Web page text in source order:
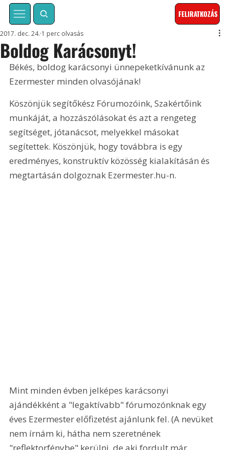
FELIRATKOZÁS
Boldog Karácsonyt!
2017. dec. 24. 1 perc olvasás
Békés, boldog karácsonyi ünnepeketkívánunk az
Ezermester minden olvasójának!
Köszönjük segítőkész Fórumozóink, Szakértőink
munkáját, a hozzászólásokat és azt a rengeteg
segítséget, jótanácsot, melyekkel másokat
segítettek. Köszönjük, hogy továbbra is egy
eredményes, konstruktív közösség kialakításán és
megtartásán dolgoznak Ezermester.hu-n.
Mint minden évben jelképes karácsonyi
ajándékként a "legaktívabb" fórumozónknak egy
éves Ezermester előfizetést ajánlunk fel. (A nevüket
nem írnám ki, hátha nem szeretnének